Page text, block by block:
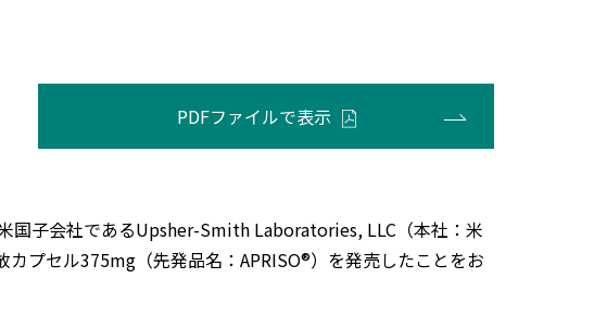
PDFファイルで表示
国子会社であるUpsher-Smith Laboratories, LLC（本社：米
プセル375mg（先発品名：APRISO®）を発売したことをお